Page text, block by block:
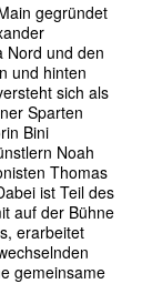
gegründet
Nord und den
und hinten
sich als
Sparten
Bini
Noah
Thomas
ist Teil des
auf der Bühne
erarbeitet
gemeinsame